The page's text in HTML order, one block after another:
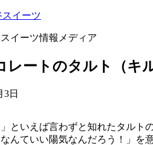
スイーツ
イーツ情報メディア
レートのタルト（キ
3日
」といえば言わずと知れたタルト
んていい陽気なんだろう！」を